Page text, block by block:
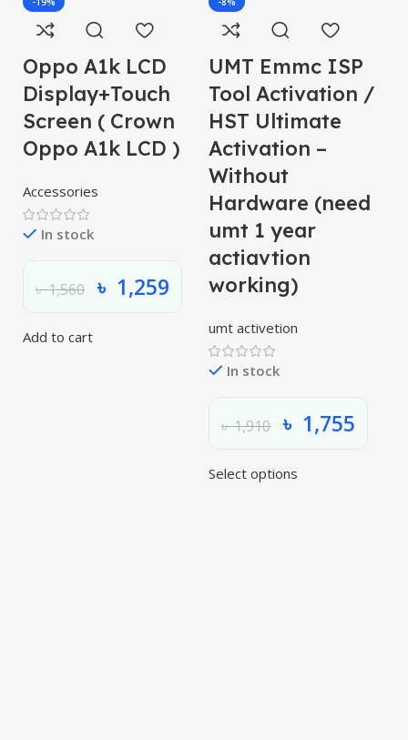
Oppo A1k LCD
Display+Touch
Screen ( Crown
Oppo A1k LCD )
Accessories
In stock
৳1,560 ৳ 1,259
Add to cart
UMT Emmc ISP
Tool Activation /
HST Ultimate
Activation –
Without
Hardware (need
umt 1 year
actiavtion
working)
umt activetion
In stock
৳1,910 ৳ 1,755
Select options